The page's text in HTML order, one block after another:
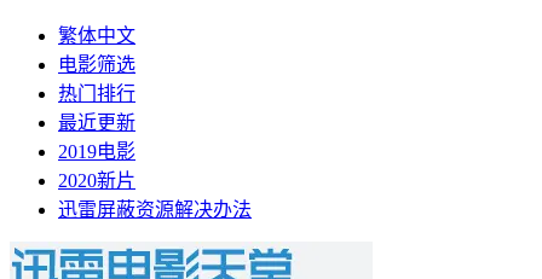
繁体中文
电影筛选
热门排行
最近更新
2019电影
2020新片
迅雷屏蔽资源解决办法